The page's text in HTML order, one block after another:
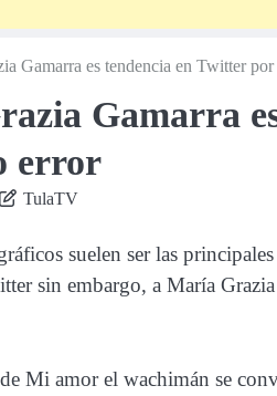
Gamarra es tendencia en Twitter por
Gamarra
error
TulaTV
suelen ser las
sin embargo, a María
Mi amor el wachimán se